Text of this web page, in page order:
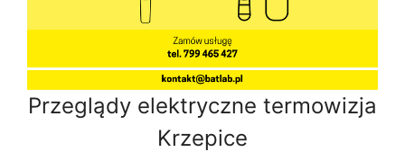
Przeglądy elektryczne termowizja
Krzepice